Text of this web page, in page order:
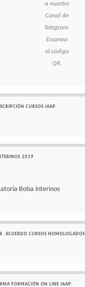
a nuestro
Canal de
Telegram.
Escanea
el código
QR.
CURSOS IAAP
2019
Bolsa interinos
ACUERDO CURSOS HOMOLOGADOS
FORMACIÓN ON LINE IAAP: